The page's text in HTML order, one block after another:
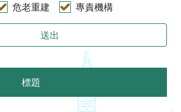
危老重建 專責機構
送出
標題